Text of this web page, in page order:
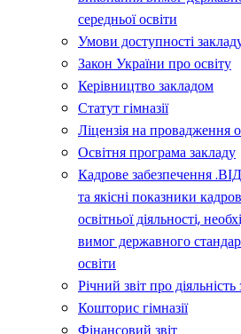
середньої освіти
Умови доступності
Закон України про освіту
Керівництво закладом
Статут гімназії
Ліцензія на провадження
Освітня програма закладу
Кадрове забезпечення
та якісні показники
освітньої діяльності,
вимог державного
освіти
Річний звіт про
Кошторис гімназії